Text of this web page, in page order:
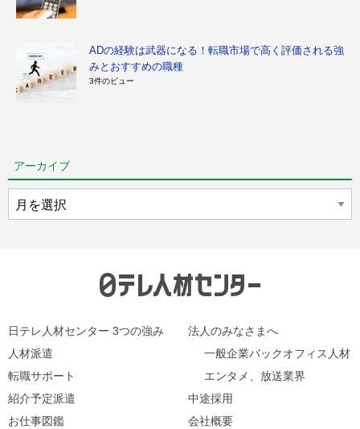
ADの経験は武器になる！転職市場で高く評価される強
みとおすすめの職種
3件のビュー
アーカイブ
ー
日テレ人材センター 3つの強み
人材派遣
転職サポート
紹介予定派遣
お仕事図鑑
法人のみなさまへ
一般企業バックオフィス人材
エンタメ、放送業界
中途採用
会社概要